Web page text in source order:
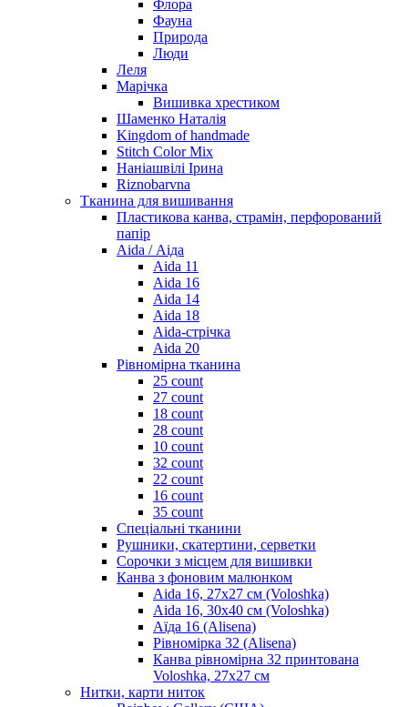
Флора
Фауна
Природа
Люди
Леля
Марічка
Вишивка хрестиком
Шаменко Наталія
Kingdom of handmade
Stitch Color Mix
Наніашвілі Ірина
Riznobarvna
Тканина для вишивання
Пластикова канва, страмін, перфорований
папір
Aida / Аіда
Aida 11
Aida 16
Aida 14
Aida 18
Aida-стрічка
Aida 20
Рівномірна тканина
25 count
27 count
18 count
28 count
10 count
32 count
22 count
16 count
35 count
Спеціальні тканини
Рушники, скатертини, серветки
Сорочки з місцем для вишивки
Канва з фоновим малюнком
Aida 16, 27х27 см (Voloshka)
Aida 16, 30х40 см (Voloshka)
Аїда 16 (Alisena)
Рівномірка 32 (Alisena)
Канва рівномірна 32 принтована
Voloshka, 27х27 см
Нитки, карти ниток